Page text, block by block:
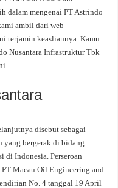
dalam mengenai PT Astrindo
ambil dari web
terjamin keasliannya. Kamu
Nusantara Infrastruktur Tbk
disebut sebagai
yang bergerak di bidang
di Indonesia. Perseroan
Macau Oil Engineering and
No. 4 tanggal 19 April